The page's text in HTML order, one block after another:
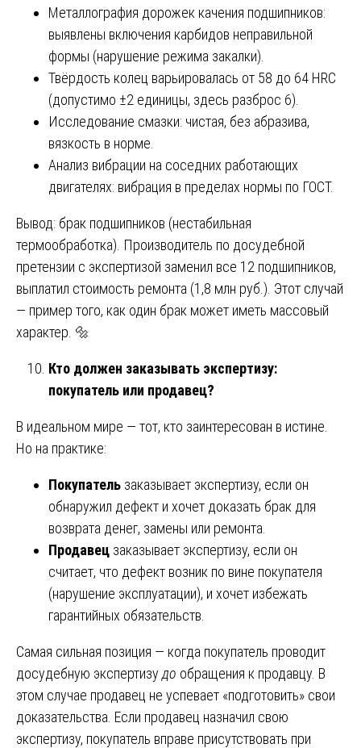
Металлография дорожек качения подшипников:
выявлены включения карбидов неправильной
формы (нарушение режима закалки).
Твёрдость колец варьировалась от 58 до 64 HRC
(допустимо ±2 единицы, здесь разброс 6).
Исследование смазки: чистая, без абразива,
вязкость в норме.
Анализ вибрации на соседних работающих
двигателях: вибрация в пределах нормы по ГОСТ.
Вывод: брак подшипников (нестабильная
термообработка). Производитель по досудебной
претензии с экспертизой заменил все 12 подшипников,
выплатил стоимость ремонта (1,8 млн руб.). Этот случай
— пример того, как один брак может иметь массовый
характер. 🔩
Кто должен заказывать экспертизу:
покупатель или продавец?
В идеальном мире — тот, кто заинтересован в истине.
Но на практике:
Покупатель заказывает экспертизу, если он
обнаружил дефект и хочет доказать брак для
возврата денег, замены или ремонта.
Продавец заказывает экспертизу, если он
считает, что дефект возник по вине покупателя
(нарушение эксплуатации), и хочет избежать
гарантийных обязательств.
Самая сильная позиция — когда покупатель проводит
досудебную экспертизу до обращения к продавцу. В
этом случае продавец не успевает «подготовить» свои
доказательства. Если продавец назначил свою
экспертизу, покупатель вправе присутствовать при